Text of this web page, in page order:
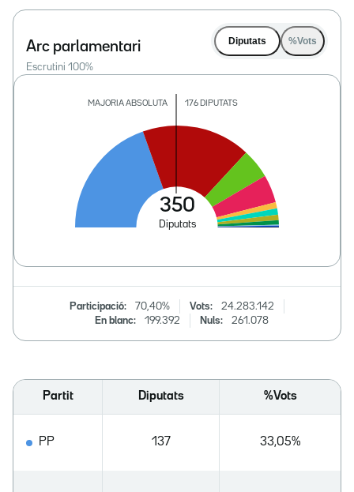
Arc parlamentari
Escrutini 100%
Diputats %Vots
Participació: 70,40% Vots:
24.283.142
En blanc:
199.392 Nuls: 261.078
Partit Diputats %Vots
PP 137 33,05%